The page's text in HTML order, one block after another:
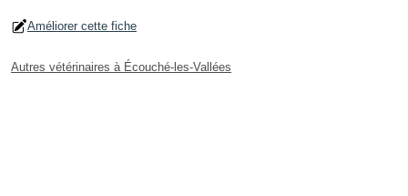
Améliorer cette fiche
Autres vétérinaires à Écouché-les-Vallées